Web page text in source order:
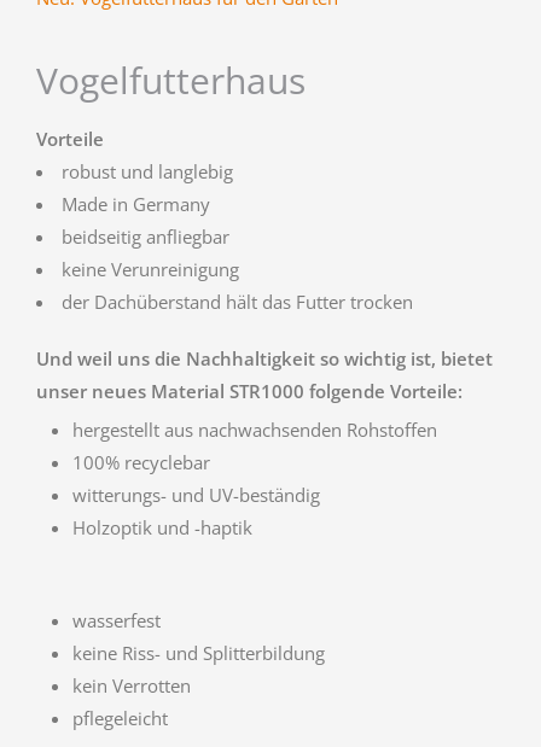
Vogelfutterhaus
Vorteile
robust und langlebig
Made in Germany
beidseitig anfliegbar
keine Verunreinigung
der Dachüberstand hält das Futter trocken
Und weil uns die Nachhaltigkeit so wichtig ist, bietet
unser neues Material STR1000 folgende Vorteile:
hergestellt aus nachwachsenden Rohstoffen
100% recyclebar
witterungs- und UV-beständig
Holzoptik und -haptik
wasserfest
keine Riss- und Splitterbildung
kein Verrotten
pflegeleicht